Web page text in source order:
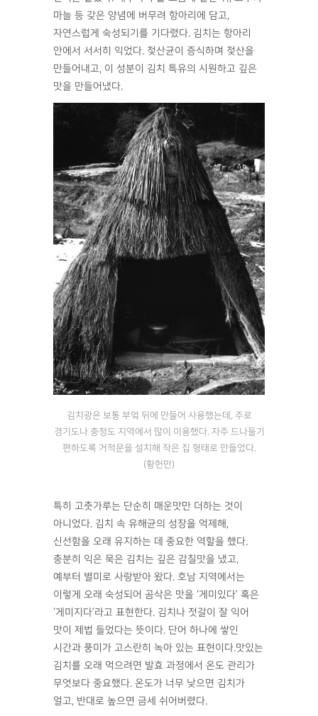
마늘 등 갖은 양념에 버무려 항아리에 담고,
자연스럽게 숙성되기를 기다렸다. 김치는 항아리
안에서 서서히 익었다. 젖산균이 증식하며 젖산을
만들어내고, 이 성분이 김치 특유의 시원하고 깊은
맛을 만들어냈다.
김치광은 보통 부엌 뒤에 만들어 사용했는데, 주로
경기도나 충청도 지역에서 많이 이용했다. 자주 드나들기
편하도록 거적문을 설치해 작은 집 형태로 만들었다.
(황헌만)
특히 고춧가루는 단순히 매운맛만 더하는 것이
아니었다. 김치 속 유해균의 성장을 억제해,
신선함을 오래 유지하는 데 중요한 역할을 했다.
충분히 익은 묵은 김치는 깊은 감칠맛을 냈고,
예부터 별미로 사랑받아 왔다. 호남 지역에서는
이렇게 오래 숙성되어 곰삭은 맛을 ‘게미있다’ 혹은
‘게미지다’라고 표현한다. 김치나 젓갈이 잘 익어
맛이 제법 들었다는 뜻이다. 단어 하나에 쌓인
시간과 풍미가 고스란히 녹아 있는 표현이다.맛있는
김치를 오래 먹으려면 발효 과정에서 온도 관리가
무엇보다 중요했다. 온도가 너무 낮으면 김치가
얼고, 반대로 높으면 금세 쉬어버렸다.